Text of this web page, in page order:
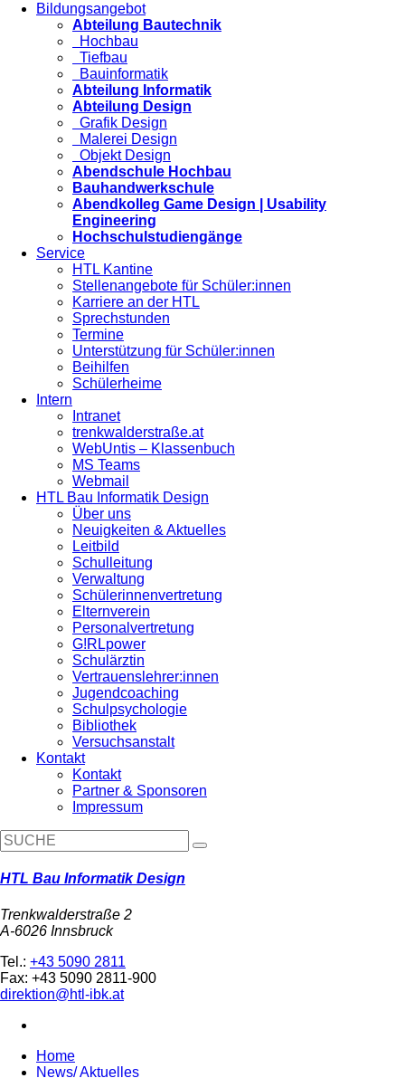
Bildungsangebot
Abteilung Bautechnik
Hochbau
Tiefbau
Bauinformatik
Abteilung Informatik
Abteilung Design
Grafik Design
Malerei Design
Objekt Design
Abendschule Hochbau
Bauhandwerkschule
Abendkolleg Game Design | Usability
Engineering
Hochschulstudiengänge
Service
HTL Kantine
Stellenangebote für Schüler:innen
Karriere an der HTL
Sprechstunden
Termine
Unterstützung für Schüler:innen
Beihilfen
Schülerheime
Intern
Intranet
trenkwalderstraße.at
WebUntis – Klassenbuch
MS Teams
Webmail
HTL Bau Informatik Design
Über uns
Neuigkeiten & Aktuelles
Leitbild
Schulleitung
Verwaltung
Schülerinnenvertretung
Elternverein
Personalvertretung
G!RLpower
Schulärztin
Vertrauenslehrer:innen
Jugendcoaching
Schulpsychologie
Bibliothek
Versuchsanstalt
Kontakt
Kontakt
Partner & Sponsoren
Impressum
HTL Bau Informatik Design
Trenkwalderstraße 2
A-6026 Innsbruck
Tel.: +43 5090 2811
Fax: +43 5090 2811-900
direktion@htl-ibk.at
Home
News/ Aktuelles